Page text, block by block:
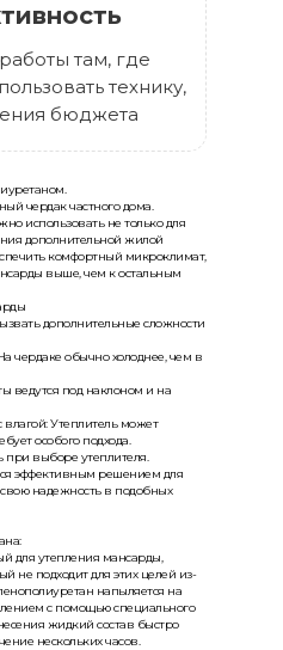
там, где
технику,
бюджета
чердак частного дома.
использовать не только для
дополнительной жилой
комфортный микроклимат,
выше, чем к остальным
дополнительные сложности
чердаке обычно холоднее, чем в
ведутся под наклоном и на
Утеплитель может
особого подхода.
выборе утеплителя.
эффективным решением для
надежность в подобных
для утепления мансарды,
не подходит для этих целей из-
напыляется на
с помощью специального
жидкий состав быстро
нескольких часов.